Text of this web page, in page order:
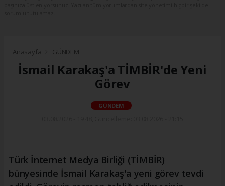
Anasayfa GÜNDEM
İsmail Karakaş'a TİMBİR'de Yeni
Görev
GÜNDEM
Türk İnternet Medya Birliği (TİMBİR)
bünyesinde İsmail Karakaş'a yeni görev tevdi